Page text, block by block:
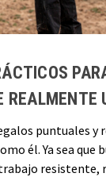
REALMENTE
puntuales y
él. Ya sea que
resistente,